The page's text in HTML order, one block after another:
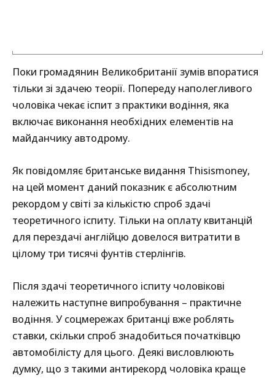
Поки громадянин Великобританії зумів впоратися
тільки зі здачею теорії. Попереду наполегливого
чоловіка чекає іспит з практики водіння, яка
включає виконання необхідних елементів на
майданчику автодрому.
Як повідомляє британське видання Thisismoney,
на цей момент даний показник є абсолютним
рекордом у світі за кількістю спроб здачі
теоретичного іспиту. Тільки на оплату квитанцій
для перездачі англійцю довелося витратити в
цілому три тисячі фунтів стерлінгів.
Після здачі теоретичного іспиту чоловікові
належить наступне випробування – практичне
водіння. У соцмережах британці вже роблять
ставки, скільки спроб знадобиться початківцю
автомобілісту для цього. Деякі висловлюють
думку, що з такими антирекорд чоловіка краще